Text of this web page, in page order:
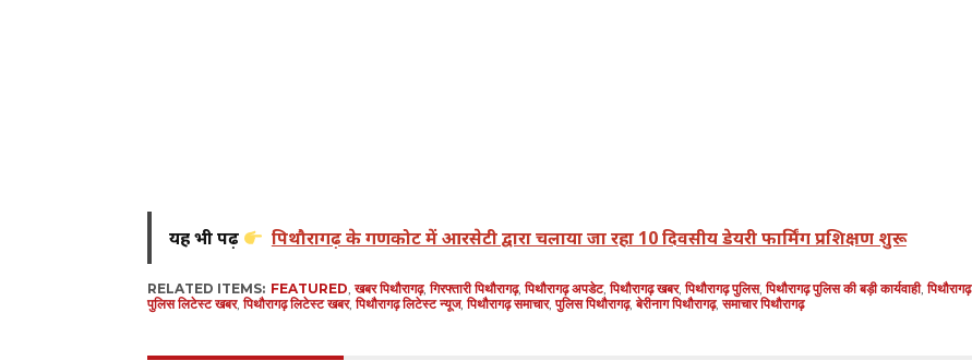
यह भी पढ़ें पिथौरागढ़ के गणकोट में आरसेटी द्वारा चलाया जा रहा 10 दिवसीय डेयरी फार्मिंग प्रशिक्षण शुरू
RELATED ITEMS: FEATURED,खबर पिथौरागढ़,गिरफ्तारी पिथौरागढ़,पिथौरागढ़ अपडेट,पिथौरागढ़ खबर,पिथौरागढ़ पुलिस,पिथौरागढ़ पुलिस की बड़ी कार्यवाही,पिथौरागढ़
पुलिस लिटेस्ट खबर,पिथौरागढ़ लिटेस्ट खबर,पिथौरागढ़ लिटेस्ट न्यूज,पिथौरागढ़ समाचार,पुलिस पिथौरागढ़,बेरीनाग पिथौरागढ़,समाचार पिथौरागढ़